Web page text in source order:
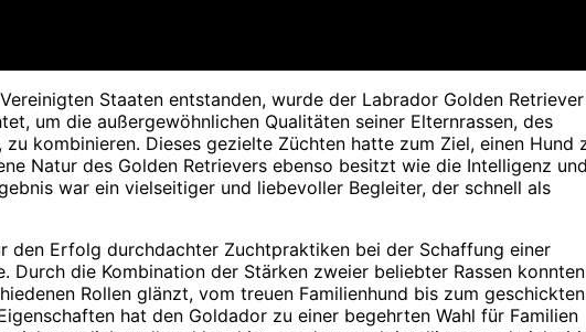
Staaten entstanden, wurde der Labrador Golden Retriever
um die außergewöhnlichen Qualitäten seiner Elternrassen, des
kombinieren. Dieses gezielte Züchten hatte zum Ziel, einen Hund
Natur des Golden Retrievers ebenso besitzt wie die Intelligenz und
war ein vielseitiger und liebevoller Begleiter, der schnell als
den Erfolg durchdachter Zuchtpraktiken bei der Schaffung einer
Durch die Kombination der Stärken zweier beliebter Rassen konnten
Rollen glänzt, vom treuen Familienhund bis zum geschickten
hat den Goldador zu einer begehrten Wahl für Familien